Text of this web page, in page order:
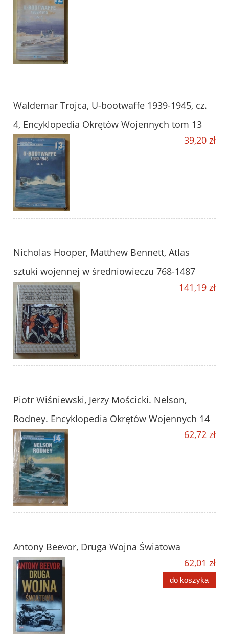
Waldemar Trojca, U-bootwaffe 1939-1945, cz.
4, Encyklopedia Okrętów Wojennych tom 13
39,20 zł
Nicholas Hooper, Matthew Bennett, Atlas
sztuki wojennej w średniowieczu 768-1487
141,19 zł
Piotr Wiśniewski, Jerzy Mościcki. Nelson,
Rodney. Encyklopedia Okrętów Wojennych 14
62,72 zł
Antony Beevor, Druga Wojna Światowa
62,01 zł
do koszyka